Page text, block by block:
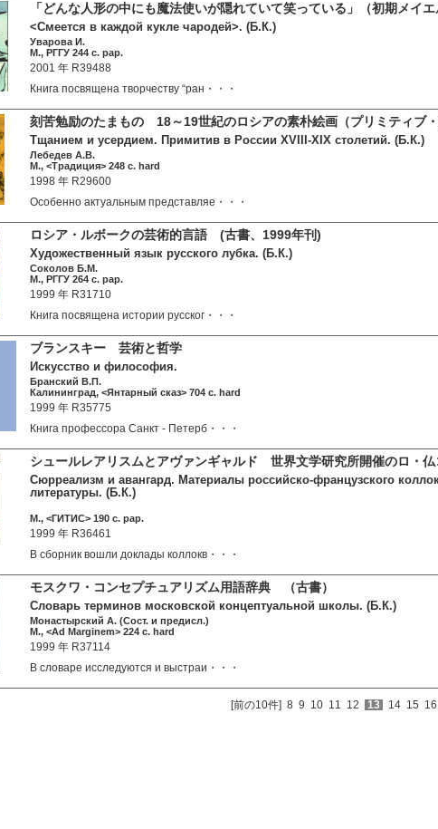
「どんな人形の中にも魔法使いが隠れていて笑っている」（初期メイ
<Смеется в каждой кукле чародей>. (Б.К.)
Уварова И.
М., РГГУ 244 c. pap.
2001 年 R39488
Книга посвящена творчеству “ран・・・
刻苦勉励のたまもの 18～19世紀のロシアの素朴絵画（プリミティブ・
Тщанием и усердием. Примитив в России XVIII-XIX столетий. (Б.К.)
Лебедев А.В.
М., <Традиция> 248 c. hard
1998 年 R29600
Особенно актуальным представляе・・・
ロシア・ルボークの芸術的言語 (古書、1999年刊)
Художественный язык русского лубка. (Б.К.)
Соколов Б.М.
М., РГГУ 264 c. pap.
1999 年 R31710
Книга посвящена истории русског・・・
ブランスキー 芸術と哲学
Искусство и философия.
Бранский В.П.
Калининград, <Янтарный сказ> 704 c. hard
1999 年 R35775
Книга профессора Санкт - Петерб・・・
シュールレアリスムとアヴァンギャルド 世界文学研究所開催のロ・仏
Сюрреализм и авангард. Материалы российско-французского
литературы. (Б.К.)
М., <ГИТИС> 190 c. pap.
1999 年 R36461
В сборник вошли доклады коллокв・・・
モスクワ・コンセプチュアリズム用語辞典 （古書）
Словарь терминов московской концептуальной школы. (Б.К.)
Монастырский А. (Сост. и предисл.)
M., <Ad Marginem> 224 c. hard
1999 年 R37114
В словаре исследуются и выстраи・・・
[前の10件] 8 9 10 11 12 13 14 15 16